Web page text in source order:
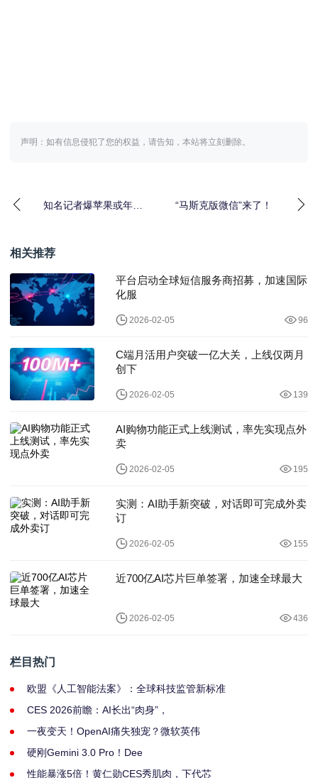
声明：如有信息侵犯了您的权益，请告知，本站将立刻删除。
知名记者爆苹果或年底
“马斯克版微信”来了！
相关推荐
平台启动全球短信服务商招募，加速国际
化服
2026-02-05 96
C端月活用户突破一亿大关，上线仅两月
创下
2026-02-05 139
AI购物功能正式上线测试，率先实现点外
卖
2026-02-05 195
实测：AI助手新突破，对话即可完成外卖
订
2026-02-05 155
近700亿AI芯片巨单签署，加速全球最大
2026-02-05 436
栏目热门
欧盟《人工智能法案》：全球科技监管新标准
CES 2026前瞻：AI长出“肉身”，
一夜变天！OpenAI痛失独宠？微软英伟
硬刚Gemini 3.0 Pro！Dee
性能暴涨5倍！黄仁勋CES秀肌肉，下代芯